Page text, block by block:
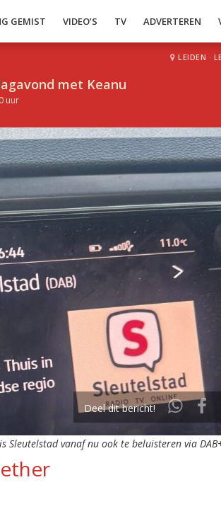
GEMIST VIDEO’S TV ADVERTEREN
met Keanu
uur
LEIDEN ·
Deel dit bericht!
Sleutelstad vanaf nu ook te beluisteren via